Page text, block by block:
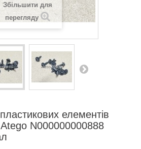
Збільшити для
перегляду
елементів
N000000000888